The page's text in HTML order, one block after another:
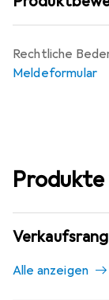
Rechtliche
Meldeformular
Alle anzeigen